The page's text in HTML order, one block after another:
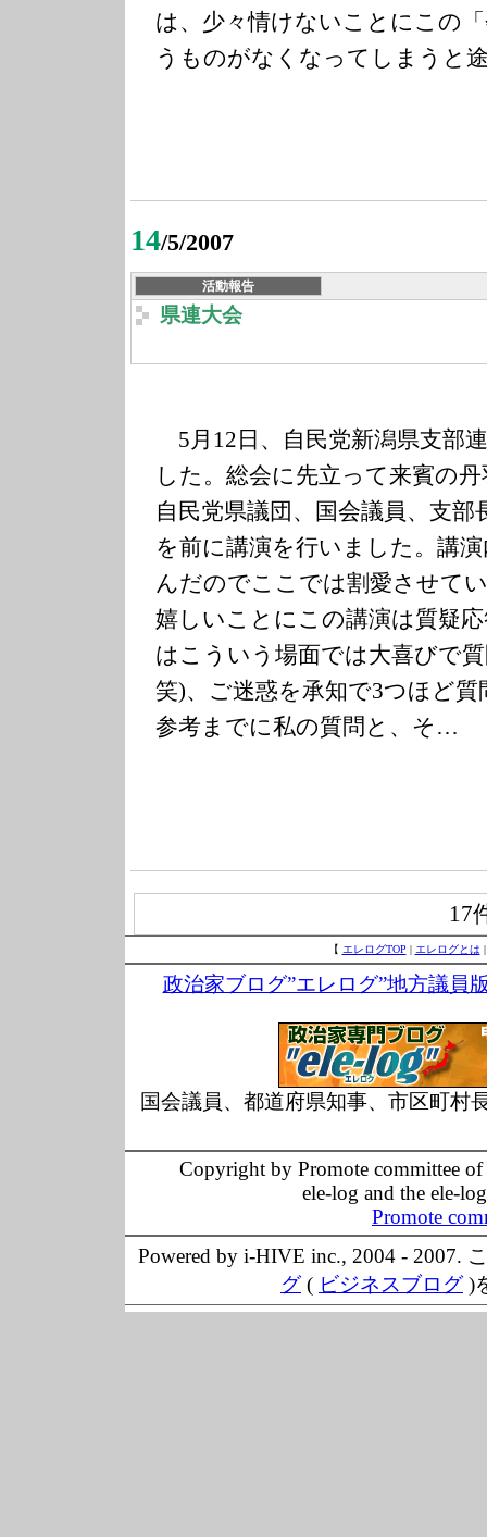
は、少々情けないことにこの
うものがなくなってしまうと
14/5/2007
活動報告
県連大会
5月12日、自民党新潟県支部
した。総会に先立って来賓の
自民党県議団、国会議員、支部
を前に講演を行いました。講
んだのでここでは割愛させて
嬉しいことにこの講演は質疑
はこういう場面では大喜びで
笑)、ご迷惑を承知で3つほど
参考までに私の質問と、そ…
17
【 エレログTOP | エレログとは
政治家ブログ”エレログ”地方議員
国会議員、都道府県知事、市区町村
Copyright by Promote committee
ele-log and the ele-
Promote
Powered by i-HIVE inc., 2004 - 2007.
グ( ビジネスブログ)